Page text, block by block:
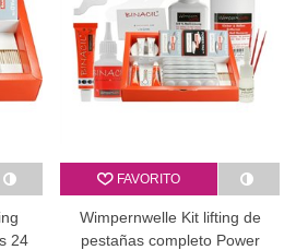
24
FAVORITO
Wimpernwelle Kit lifting de
pestañas completo Power